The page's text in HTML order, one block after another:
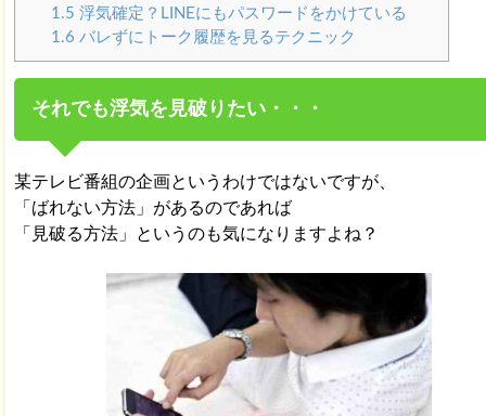
1.5 浮気確定？LINEにもパスワードをかけている
1.6 バレずにトーク履歴を見るテクニック
それでも浮気を見破りたい・・・
某テレビ番組の企画というわけではないですが、
「ばれない方法」があるのであれば
「見破る方法」というのも気になりますよね？